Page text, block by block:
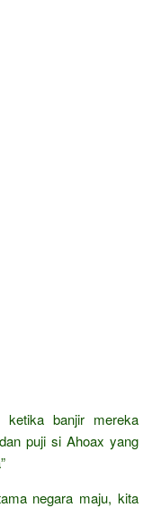
ketika banjir mereka
puji si Ahoax yang
negara maju, kita